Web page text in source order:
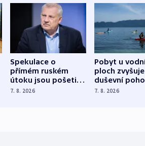
Spekulace o
přímém ruském
útoku jsou pošetilé,
míní estonský
7. 8. 2026
Pobyt u
ploch zvyšuje
duševní
ukázala
7. 8. 2026